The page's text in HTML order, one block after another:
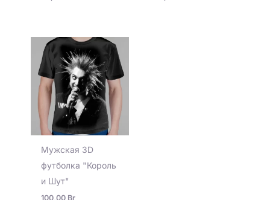
Мужская 3D
футболка "Король
и Шут"
100,00 Br